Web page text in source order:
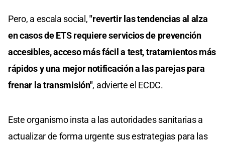
Pero, a escala social,"revertir las tendencias al alza
en casos de ETS requiere servicios de prevención
accesibles, acceso más fácil a test, tratamientos más
rápidos y una mejor notificación a las parejas para
frenar la transmisión", advierte el ECDC.
Este organismo insta a las autoridades sanitarias a
actualizar de forma urgente sus estrategias para las